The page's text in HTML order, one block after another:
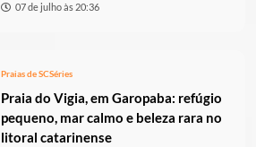
07 de julho às 20:36
Praias de SCSéries
Praia do Vigia, em Garopaba: refúgio
pequeno, mar calmo e beleza rara no
litoral catarinense